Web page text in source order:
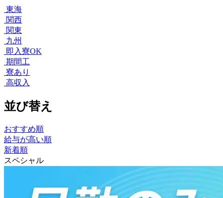
東海
関西
関東
九州
即入寮OK
期間工
寮あり
高収入
並び替え
おすすめ順
給与が高い順
新着順
スペシャル